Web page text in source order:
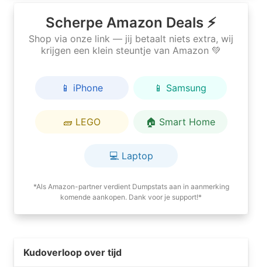
Scherpe Amazon Deals ⚡
Shop via onze link — jij betaalt niets extra, wij
krijgen een klein steuntje van Amazon 💚
📱 iPhone 📱 Samsung
🧱 LEGO 🏠 Smart Home
💻 Laptop
*Als Amazon-partner verdient Dumpstats aan in aanmerking
komende aankopen. Dank voor je support!*
Kudoverloop over tijd